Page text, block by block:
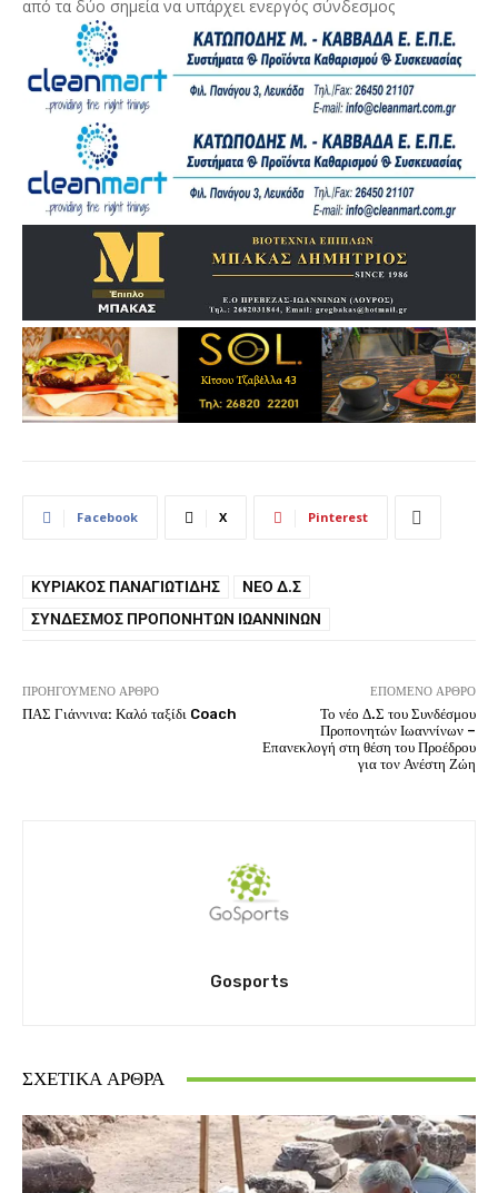
από τα δύο σημεία να υπάρχει ενεργός σύνδεσμος
Facebook X Pinterest
ΚΥΡΙΆΚΟΣ ΠΑΝΑΓΙΩΤΊΔΗΣ
ΝΈΟ Δ.Σ
ΣΎΝΔΕΣΜΟΣ ΠΡΟΠΟΝΗΤΏΝ ΙΩΑΝΝΊΝΩΝ
ΠΡΟΗΓΟΎΜΕΝΟ ΆΡΘΡΟ
ΠΑΣ Γιάννινα: Καλό ταξίδι Coach
ΕΠΌΜΕΝΟ ΆΡΘΡΟ
Το νέο Δ.Σ του Συνδέσμου
Προπονητών Ιωαννίνων –
Επανεκλογή στη θέση του Προέδρου
για τον Ανέστη Ζώη
Gosports
ΣΧΕΤΙΚΆ ΆΡΘΡΑ